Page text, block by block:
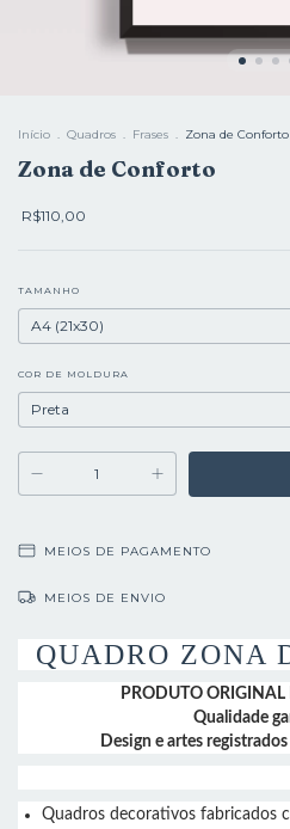
Início . Quadros . Frases . Zona de Conforto
Zona de Conforto
R$110,00
TAMANHO
COR DE MOLDURA
MEIOS DE PAGAMENTO
MEIOS DE ENVIO
QUADRO ZONA
PRODUTO
Qualidade
Design e artes
Quadros decorativos fabricados